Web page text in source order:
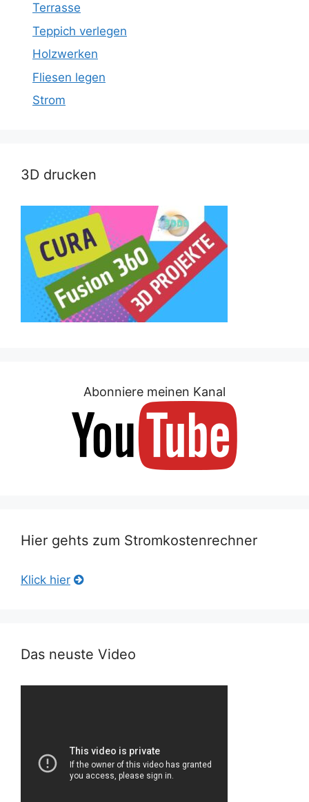
Terrasse
Teppich verlegen
Holzwerken
Fliesen legen
Strom
3D drucken
Abonniere meinen Kanal
Hier gehts zum Stromkostenrechner
Klick hier
Das neuste Video